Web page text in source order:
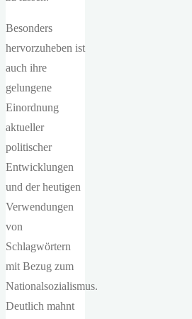
Besonders
hervorzuheben ist
auch ihre
gelungene
Einordnung
aktueller
politischer
Entwicklungen
und der heutigen
Verwendungen
von
Schlagwörtern
mit Bezug zum
Nationalsozialismus.
Deutlich mahnt